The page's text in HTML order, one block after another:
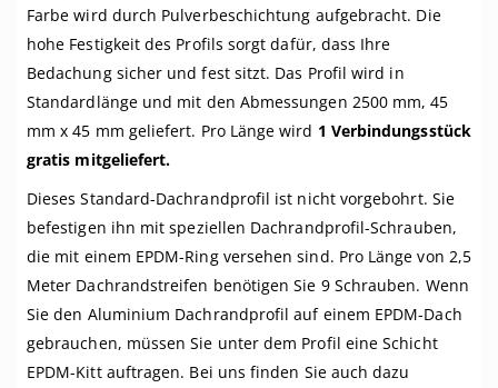
Farbe wird durch Pulverbeschichtung aufgebracht. Die
hohe Festigkeit des Profils sorgt dafür, dass Ihre
Bedachung sicher und fest sitzt. Das Profil wird in
Standardlänge und mit den Abmessungen 2500 mm, 45
mm x 45 mm geliefert. Pro Länge wird 1 Verbindungsstück
gratis mitgeliefert.
Dieses Standard-Dachrandprofil ist nicht vorgebohrt. Sie
befestigen ihn mit speziellen Dachrandprofil-Schrauben,
die mit einem EPDM-Ring versehen sind. Pro Länge von 2,5
Meter Dachrandstreifen benötigen Sie 9 Schrauben. Wenn
Sie den Aluminium Dachrandprofil auf einem EPDM-Dach
gebrauchen, müssen Sie unter dem Profil eine Schicht
EPDM-Kitt auftragen. Bei uns finden Sie auch dazu